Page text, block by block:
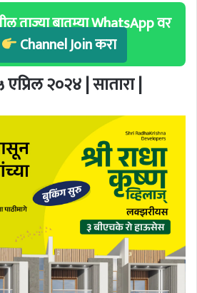
ताज्या बातम्या WhatsApp वर
Channel Join करा
२०२४ | सातारा |